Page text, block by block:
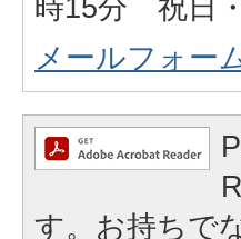
時15分 祝日
メールフォー
す。お持ちで